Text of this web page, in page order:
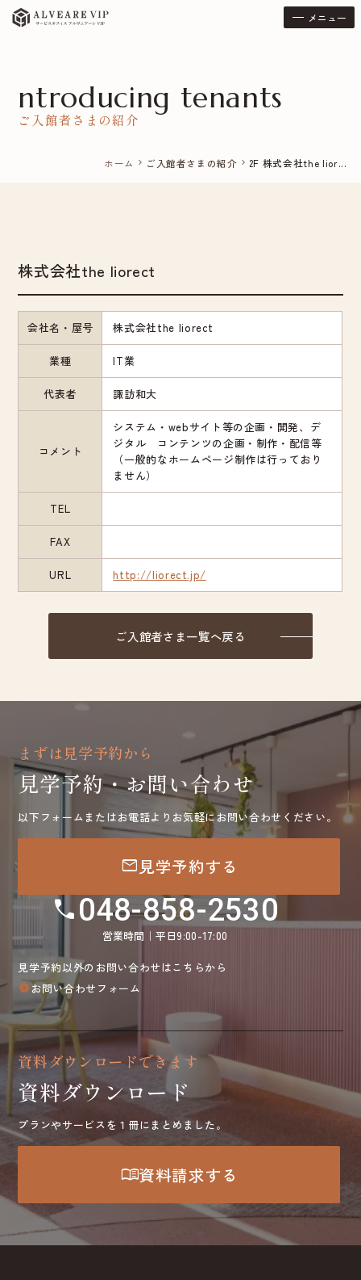
メニュー
ntroducing tenants
ご入館者さまの紹介
ホーム chevron_right ご入館者さまの紹介 chevron_right 2F 株式会社the lior...
株式会社the liorect
会社名・屋号 株式会社the liorect
業種 IT業
代表者 諏訪和大
コメント
システム・webサイト等の企画・開発、デ
ジタル コンテンツの企画・制作・配信等
（一般的なホームページ制作は行っており
ません）
TEL
FAX
URL http://liorect.jp/
ご入館者さま一覧へ戻る
まずは見学予約から
見学予約・お問い合わせ
以下フォームまたはお電話よりお気軽にお問い合わせください。
mail見学予約する
call048-858-2530
営業時間｜平日9:00-17:00
見学予約以外のお問い合わせはこちらから
arrow_circle_rightお問い合わせフォーム
資料ダウンロードできます
資料ダウンロード
プランやサービスを１冊にまとめました。
menu_book資料請求する